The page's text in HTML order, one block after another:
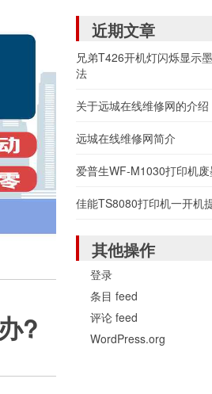
?
近期文章
兄弟T426开机灯闪烁显示
法
关于远城在线维修网的介绍
远城在线维修网简介
爱普生WF-M1030打印机
佳能TS8080打印机一开机
其他操作
登录
条目 feed
评论 feed
WordPress.org